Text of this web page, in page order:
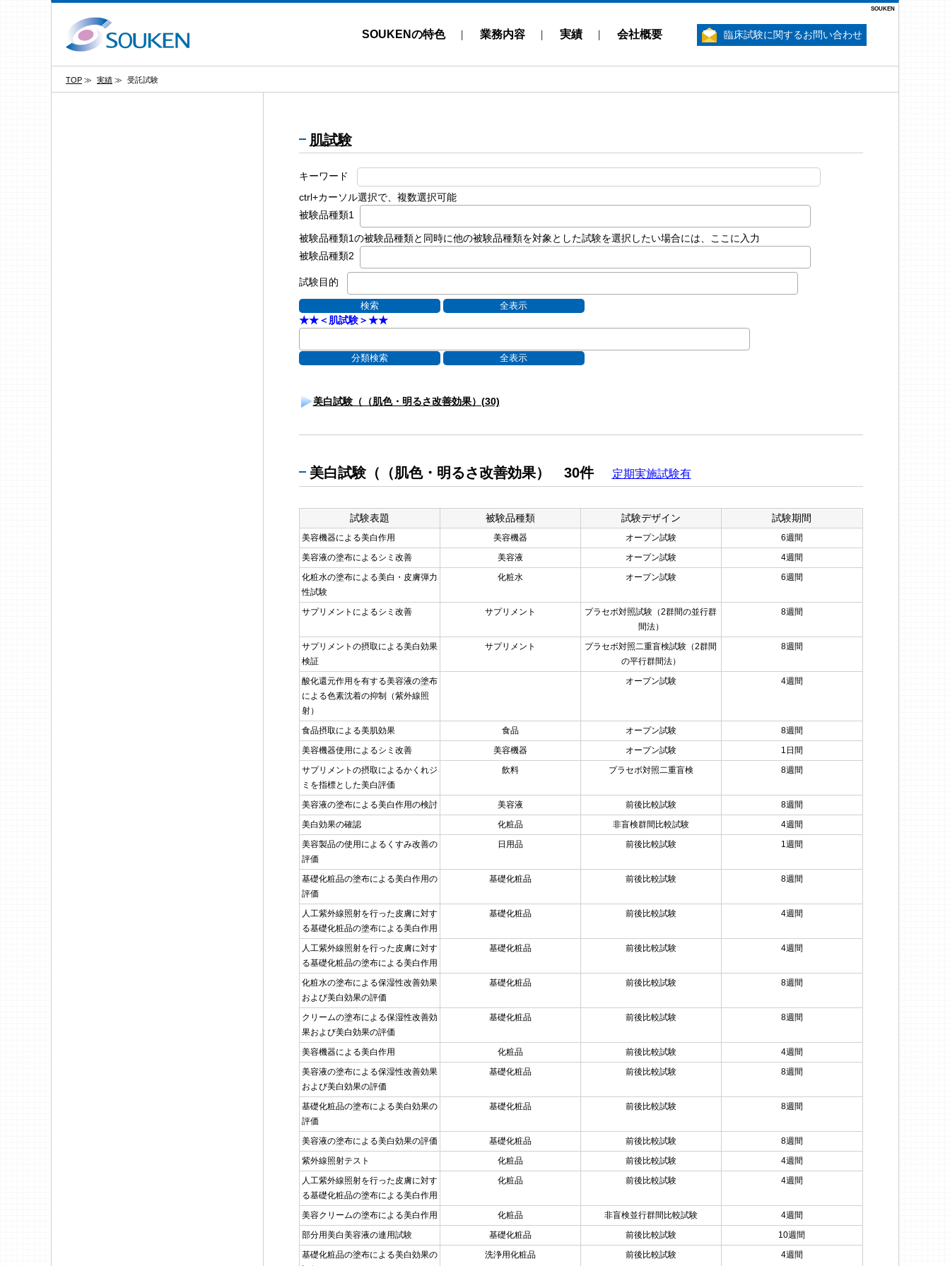
SOUKEN
SOUKENの特色 業務内容 実績 会社概要 臨床試験に関するお問い合わせ
TOP ≫ 実績 ≫ 受託試験
肌試験
キーワード
ctrl+カーソル選択で、複数選択可能
被験品種類1
被験品種類1の被験品種類と同時に他の被験品種類を対象とした試験を選択したい場合には、ここに入力
被験品種類2
試験目的
★★＜肌試験＞★★
美白試験（（肌色・明るさ改善効果）(30)
美白試験（（肌色・明るさ改善効果） 30件 定期実施試験有
試験表題 被験品種類 試験デザイン 試験期間
美容機器による美白作用 美容機器 オープン試験
6週間
美容液の塗布によるシミ改善
美容液 オープン試験
4週間
化粧水の塗布による美白・皮膚弾力
性試験
化粧水 オープン試験 6週間
サプリメントによるシミ改善 サプリメント
プラセボ対照試験（2群間の並行群
間法）
8週間
サプリメントの摂取による美白効果
検証
サプリメント
プラセボ対照二重盲検試験（2群間
の平行群間法）
8週間
酸化還元作用を有する美容液の塗布
による色素沈着の抑制（紫外線照
射）
オープン試験 4週間
食品摂取による美肌効果 食品 オープン試験
8週間
美容機器使用によるシミ改善
美容機器 オープン試験
1日間
サプリメントの摂取によるかくれジ
ミを指標とした美白評価
飲料 プラセボ対照二重盲検 8週間
美容液の塗布による美白作用の検討 美容液 前後比較試験
8週間
美白効果の確認
化粧品 非盲検群間比較試験
4週間
美容製品の使用によるくすみ改善の
評価
日用品 前後比較試験 1週間
基礎化粧品の塗布による美白作用の
評価
基礎化粧品 前後比較試験 8週間
人工紫外線照射を行った皮膚に対す
る基礎化粧品の塗布による美白作用
基礎化粧品 前後比較試験 4週間
人工紫外線照射を行った皮膚に対す
る基礎化粧品の塗布による美白作用
基礎化粧品 前後比較試験 4週間
化粧水の塗布による保湿性改善効果
および美白効果の評価
基礎化粧品 前後比較試験 8週間
クリームの塗布による保湿性改善効
果および美白効果の評価
基礎化粧品 前後比較試験 8週間
美容機器による美白作用 化粧品 前後比較試験
4週間
美容液の塗布による保湿性改善効果
および美白効果の評価
基礎化粧品 前後比較試験 8週間
基礎化粧品の塗布による美白効果の
評価
基礎化粧品 前後比較試験 8週間
美容液の塗布による美白効果の評価 基礎化粧品 前後比較試験
8週間
紫外線照射テスト
化粧品 前後比較試験
4週間
人工紫外線照射を行った皮膚に対す
る基礎化粧品の塗布による美白作用
化粧品 前後比較試験 4週間
美容クリームの塗布による美白作用 化粧品 非盲検並行群間比較試験
4週間
部分用美白美容液の連用試験
基礎化粧品 前後比較試験
10週間
基礎化粧品の塗布による美白効果の
洗浄用化粧品 前後比較試験 4週間